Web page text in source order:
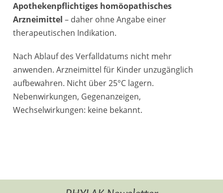
Apothekenpflichtiges homöopathisches
Arzneimittel – daher ohne Angabe einer
therapeutischen Indikation.
Nach Ablauf des Verfalldatums nicht mehr
anwenden. Arzneimittel für Kinder unzugänglich
aufbewahren. Nicht über 25°C lagern.
Nebenwirkungen, Gegenanzeigen,
Wechselwirkungen: keine bekannt.